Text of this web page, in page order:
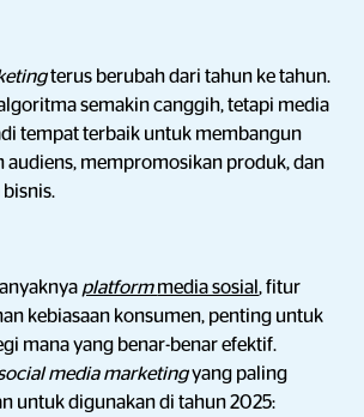
terus berubah dari tahun ke tahun.
semakin canggih, tetapi media
tempat terbaik untuk membangun
audiens, mempromosikan produk, dan
platformmedia sosial, fitur
kebiasaan konsumen, penting untuk
mana yang benar-benar efektif.
media marketingyang paling
untuk digunakan di tahun 2025: